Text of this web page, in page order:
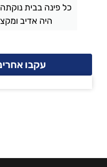
כל פינה בבית
היה אדיב
עקבו